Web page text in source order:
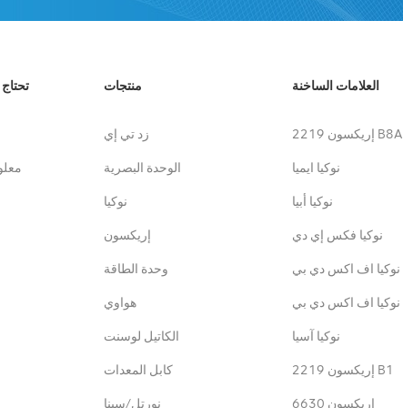
منتجات
زد تي إي
الوحدة البصرية
نوكيا
إريكسون
وحدة الطاقة
هواوي
الكاتيل لوسنت
كابل المعدات
نورتل/سينا
العلامات الساخنة
إريكسون 2219 B8A
نوكيا ايميا
نوكيا أبيا
نوكيا فكس إي دي
نوكيا اف اكس دي بي
نوكيا اف اكس دي بي
نوكيا آسيا
إريكسون 2219 B1
إريكسون 6630